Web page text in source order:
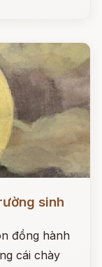
sinh
đồng hành
cái chày